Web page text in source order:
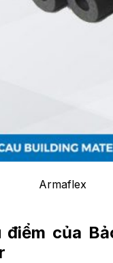
Armaflex
điểm của